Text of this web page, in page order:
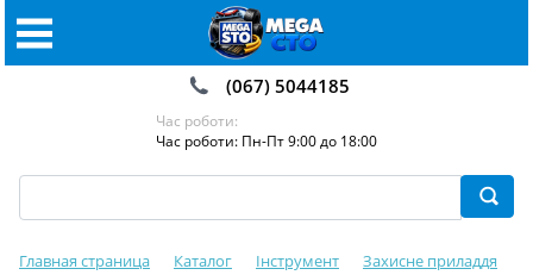
(067) 5044185
Час роботи:
Час роботи: Пн-Пт 9:00 до 18:00
Главная страница Каталог Інструмент
Захисне приладдя